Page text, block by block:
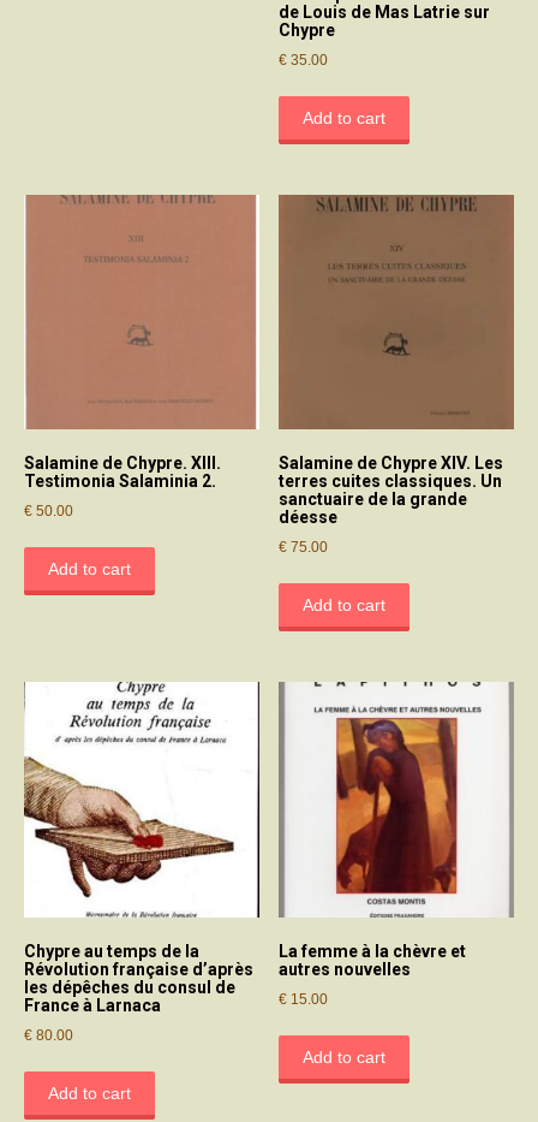
de Louis de Mas Latrie sur
Chypre
€ 35.00
Add to cart
Salamine de Chypre. XIII.
Testimonia Salaminia 2.
€ 50.00
Add to cart
Salamine de Chypre XIV. Les
terres cuites classiques. Un
sanctuaire de la grande
déesse
€ 75.00
Add to cart
Chypre au temps de la
Révolution française d’après
les dépêches du consul de
France à Larnaca
€ 80.00
Add to cart
La femme à la chèvre et
autres nouvelles
€ 15.00
Add to cart